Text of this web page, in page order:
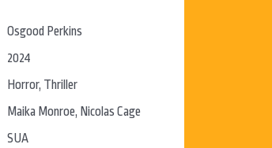
Osgood Perkins
2024
Horror, Thriller
Maika Monroe, Nicolas Cage
SUA